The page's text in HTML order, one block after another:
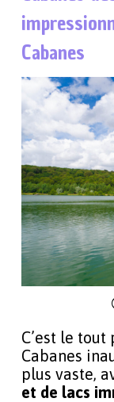
Cabanes
C’est le
Cabanes
plus vaste,
et de lacs